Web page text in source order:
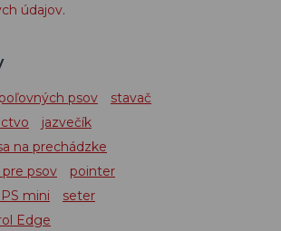
údajov.
psov
stavač
jazvečík
na prechádzke
psov
pointer
mini
seter
Edge